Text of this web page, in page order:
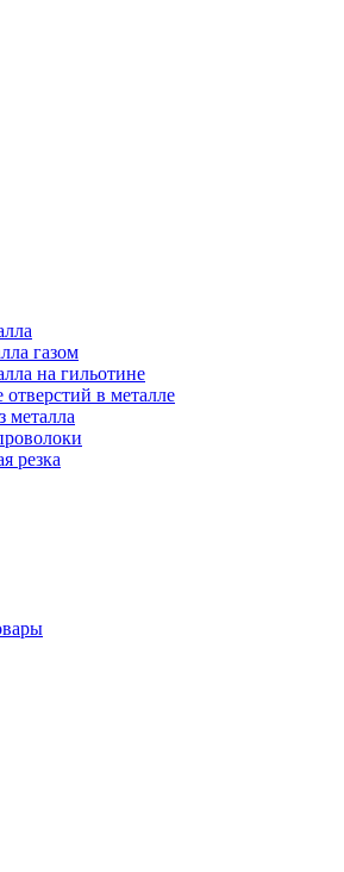
газом
на гильотине
отверстий в металле
металла
резка